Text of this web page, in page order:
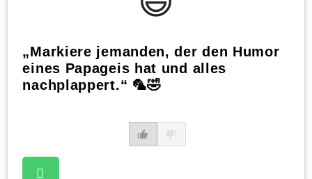
„Markiere jemanden, der den Humor
eines Papageis hat und alles
nachplappert.“ 🦜🤣